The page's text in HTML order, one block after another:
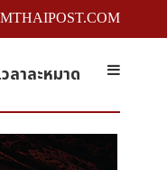
วลาละหมาด